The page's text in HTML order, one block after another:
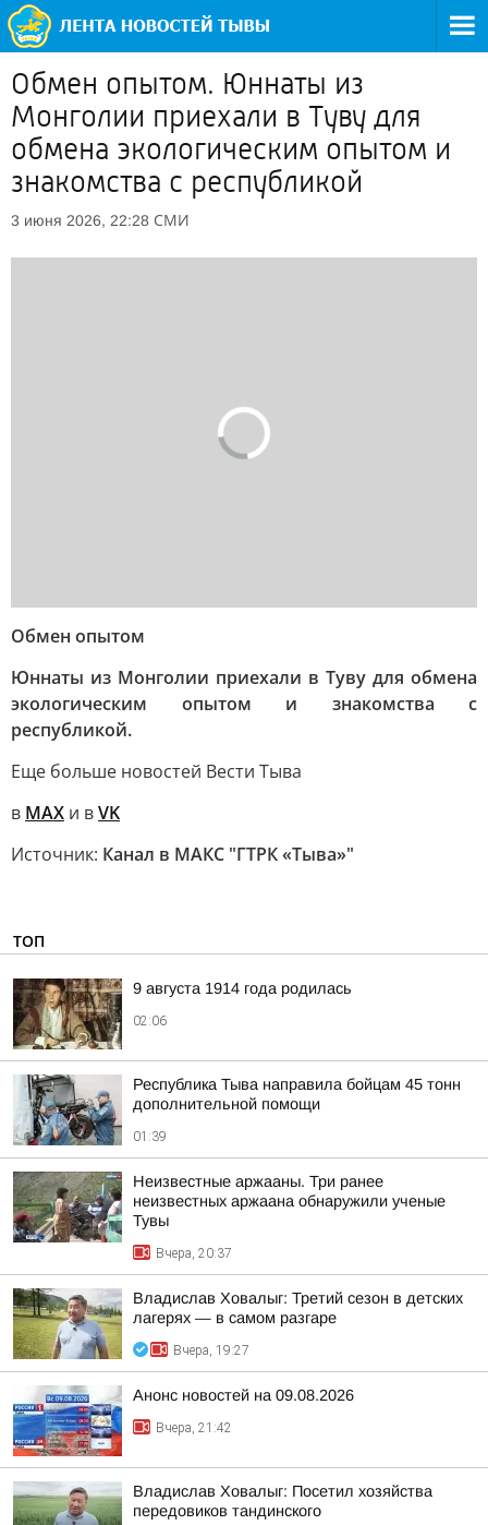
Обмен опытом. Юннаты из
Монголии приехали в Туву для
обмена экологическим опытом и
знакомства с республикой
3 июня 2026, 22:28 СМИ
Обмен опытом
Юннаты из Монголии приехали в Туву для обмена
экологическим опытом и знакомства с
республикой.
Еще больше новостей Вести Тыва
в MAX и вVK
Источник: Канал в МАКС "ГТРК «Тыва»"
ТОП
9 августа 1914 года родилась
02:06
Республика Тыва направила бойцам 45 тонн
дополнительной помощи
01:39
Неизвестные аржааны. Три ранее
неизвестных аржаана обнаружили ученые
Тувы
Вчера, 20:37
Владислав Ховалыг: Третий сезон в детских
лагерях — в самом разгаре
Вчера, 19:27
Анонс новостей на 09.08.2026
Вчера, 21:42
Владислав Ховалыг: Посетил хозяйства
передовиков тандинского